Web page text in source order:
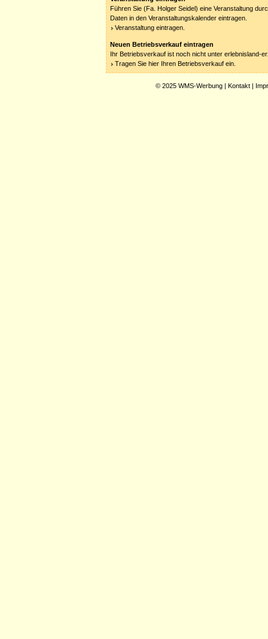
Führen Sie (Fa. Holger Seidel) eine Veranstaltung
Daten in den Veranstaltungskalender eintragen.
Veranstaltung eintragen.
Neuen Betriebsverkauf eintragen
Ihr Betriebsverkauf ist noch nicht unter erlebnisland-
Tragen Sie hier Ihren Betriebsverkauf ein.
© 2025 WMS-Werbung | Kontakt |